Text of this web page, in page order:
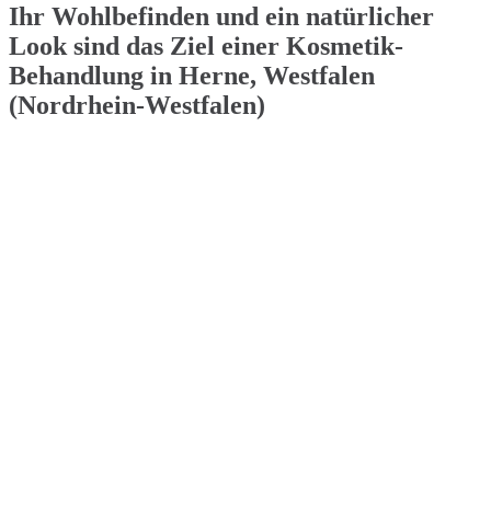
Ihr Wohlbefinden und ein natürlicher
Look sind das Ziel einer Kosmetik-
Behandlung in Herne, Westfalen
(Nordrhein-Westfalen)